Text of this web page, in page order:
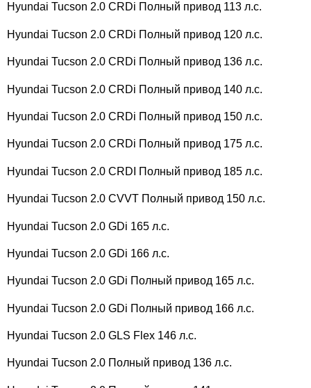
Hyundai Tucson 2.0 CRDi Полный привод 113 л.с.
Hyundai Tucson 2.0 CRDi Полный привод 120 л.с.
Hyundai Tucson 2.0 CRDi Полный привод 136 л.с.
Hyundai Tucson 2.0 CRDi Полный привод 140 л.с.
Hyundai Tucson 2.0 CRDi Полный привод 150 л.с.
Hyundai Tucson 2.0 CRDi Полный привод 175 л.с.
Hyundai Tucson 2.0 CRDI Полный привод 185 л.с.
Hyundai Tucson 2.0 CVVT Полный привод 150 л.с.
Hyundai Tucson 2.0 GDi 165 л.с.
Hyundai Tucson 2.0 GDi 166 л.с.
Hyundai Tucson 2.0 GDi Полный привод 165 л.с.
Hyundai Tucson 2.0 GDi Полный привод 166 л.с.
Hyundai Tucson 2.0 GLS Flex 146 л.с.
Hyundai Tucson 2.0 Полный привод 136 л.с.